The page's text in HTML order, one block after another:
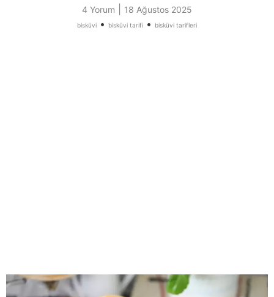
4 Yorum 18 Ağustos 2025
bisküvi • bisküvi tarifi • bisküvi tarifleri